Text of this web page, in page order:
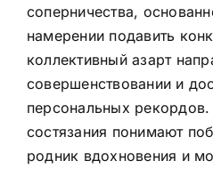
соперничества,
намерении подавить
коллективный азарт
совершенствовании и
персональных
состязания понимают
родник вдохновения и